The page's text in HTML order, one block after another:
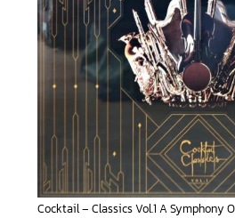
Cocktail – Classics Vol.1 A Symphony